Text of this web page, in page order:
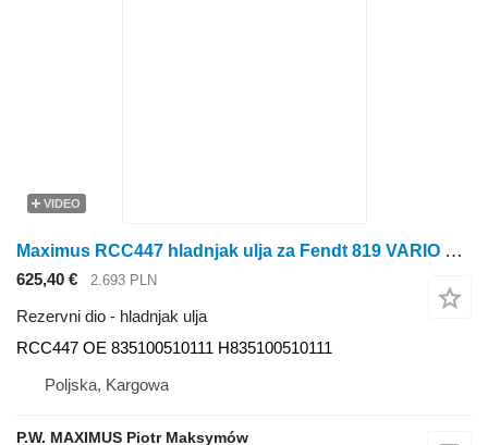
VIDEO
Maximus RCC447 hladnjak ulja za Fendt 819 VARIO SCR, 822 VARIO SCR, 824 VARIO SCR, 826 VARIO SCR, 828 VARIO SCR, KATANA 65 S4, KATANA 65 traktora na kotačima
625,40 € 2.693 PLN
Rezervni dio - hladnjak ulja
RCC447 OE 835100510111 H835100510111
Poljska, Kargowa
P.W. MAXIMUS Piotr Maksymów